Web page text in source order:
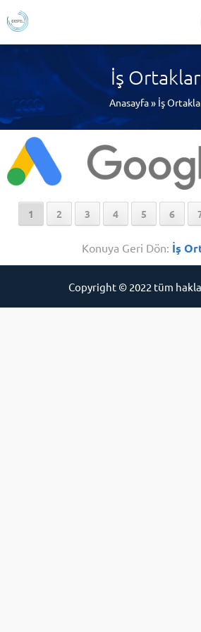
İş
Anasayfa» İş
1 2 3 4 5 6
Konuya Geri Dön: İş
Copyright © 2022 tüm